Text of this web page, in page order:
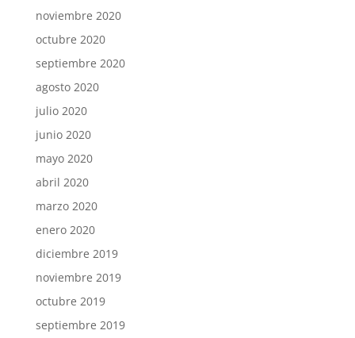
noviembre 2020
octubre 2020
septiembre 2020
agosto 2020
julio 2020
junio 2020
mayo 2020
abril 2020
marzo 2020
enero 2020
diciembre 2019
noviembre 2019
octubre 2019
septiembre 2019